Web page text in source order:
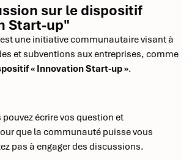
sur le dispositif
Start-up"
une initiative communautaire visant à
et subventions aux entreprises, comme
« Innovation Start-up ».
écrire vos question et
que la communauté puisse vous
pas à engager des discussions.